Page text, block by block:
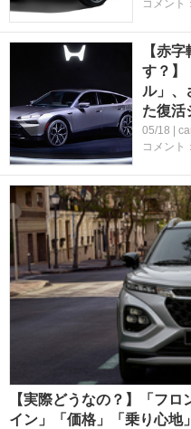
コメント
【赤
す？】
ル」、
た復活
05/18 |
コメント
【実際どうなの？】「フ
イン」「価格」「乗り心地